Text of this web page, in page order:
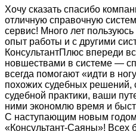
Хочу сказать спасибо
отличную справочную
сервис! Много лет
опыт работы и с другими
КонсультантПлюс впереди
новшествами в системе —
всегда помогают «идти в
похожих судебных решений,
судебной практики, ваши
ними экономлю время и
С наступающим новым годом
«Консультант-Саяны»! Всех